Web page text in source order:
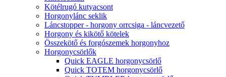
Kötélrugó kutyacsont
Horgonylánc seklik
Láncstopper - horgony orrcsiga - láncvezető
Horgony és kikötő kötelek
Összekötő és forgószemek horgonyhoz
Horgonycsörlők
Quick EAGLE horgonycsörlő
Quick TOTEM horgonycsörlő